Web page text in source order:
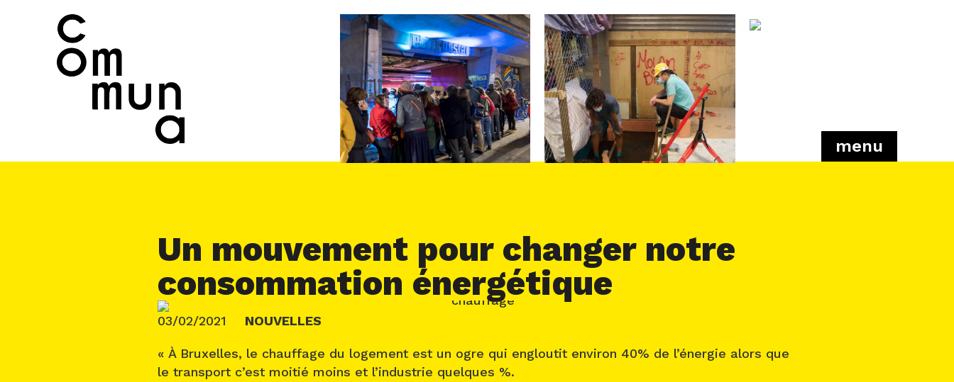
menu
Un mouvement pour changer notre
consommation énergétique
03/02/2021 NOUVELLES
« À Bruxelles, le chauffage du logement est un ogre qui engloutit environ 40% de l’énergie alors que
le transport c’est moitié moins et l’industrie quelques %.